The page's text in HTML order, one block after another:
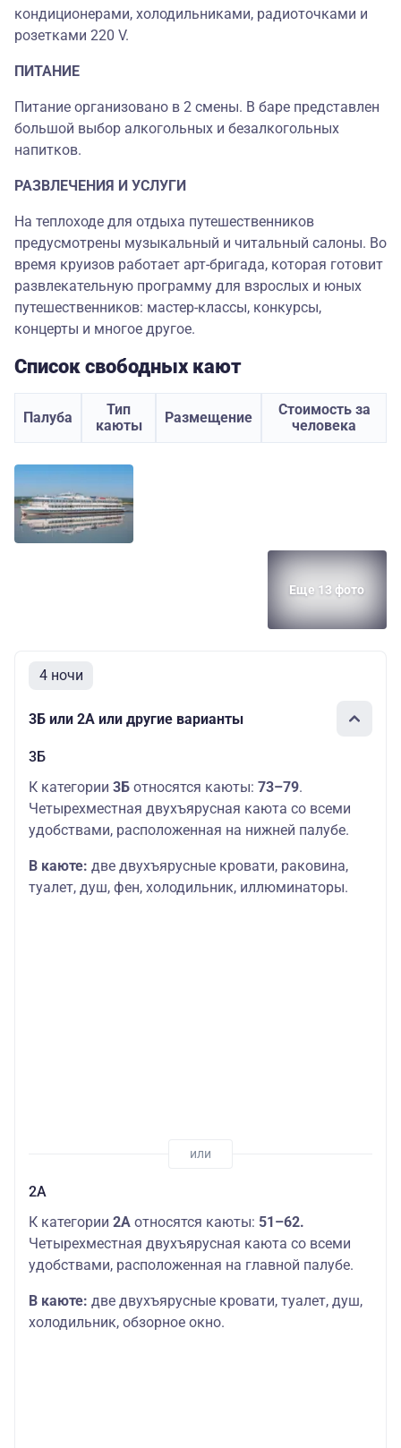
кондиционерами, холодильниками, радиоточками и
розетками 220 V.
ПИТАНИЕ
Питание организовано в 2 смены. В баре представлен
большой выбор алкогольных и безалкогольных
напитков.
РАЗВЛЕЧЕНИЯ И УСЛУГИ
На теплоходе для отдыха путешественников
предусмотрены музыкальный и читальный салоны. Во
время круизов работает арт-бригада, которая готовит
развлекательную программу для взрослых и юных
путешественников: мастер-классы, конкурсы,
концерты и многое другое.
Список свободных кают
Палуба
Тип
каюты
Размещение
Стоимость за
человека
Еще 13 фото
4 ночи
3Б или 2А или другие варианты
3Б
К категории 3Б относятся каюты: 73–79.
Четырехместная двухъярусная каюта со всеми
удобствами, расположенная на нижней палубе.
В каюте: две двухъярусные кровати, раковина,
туалет, душ, фен, холодильник, иллюминаторы.
2А
К категории 2А относятся каюты: 51–62.
Четырехместная двухъярусная каюта со всеми
удобствами, расположенная на главной палубе.
В каюте: две двухъярусные кровати, туалет, душ,
холодильник, обзорное окно.